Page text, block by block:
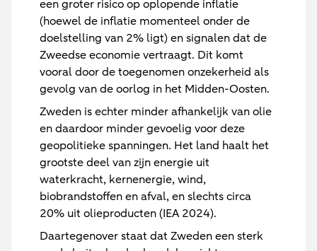
een groter risico op oplopende inflatie
(hoewel de inflatie momenteel onder de
doelstelling van 2% ligt) en signalen dat de
Zweedse economie vertraagt. Dit komt
vooral door de toegenomen onzekerheid als
gevolg van de oorlog in het Midden-Oosten.
Zweden is echter minder afhankelijk van olie
en daardoor minder gevoelig voor deze
geopolitieke spanningen. Het land haalt het
grootste deel van zijn energie uit
waterkracht, kernenergie, wind,
biobrandstoffen en afval, en slechts circa
20% uit olieproducten (IEA 2024).
Daartegenover staat dat Zweden een sterk